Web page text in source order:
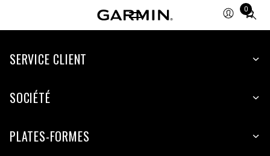
0
Total
SERVICE CLIENT
SOCIÉTÉ
PLATES-FORMES